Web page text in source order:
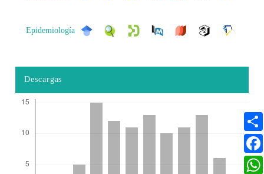
Epidemiología
Descargas